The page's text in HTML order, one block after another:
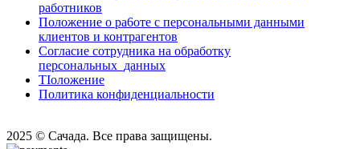
работников
Положение o pa6oтe c персональными данными
клиентов и контрагентов
Согласие сотрудника на обработку
персональных_данных
TIоложение
Политика конфиденциальности
2025 © Сачада. Все права защищены.